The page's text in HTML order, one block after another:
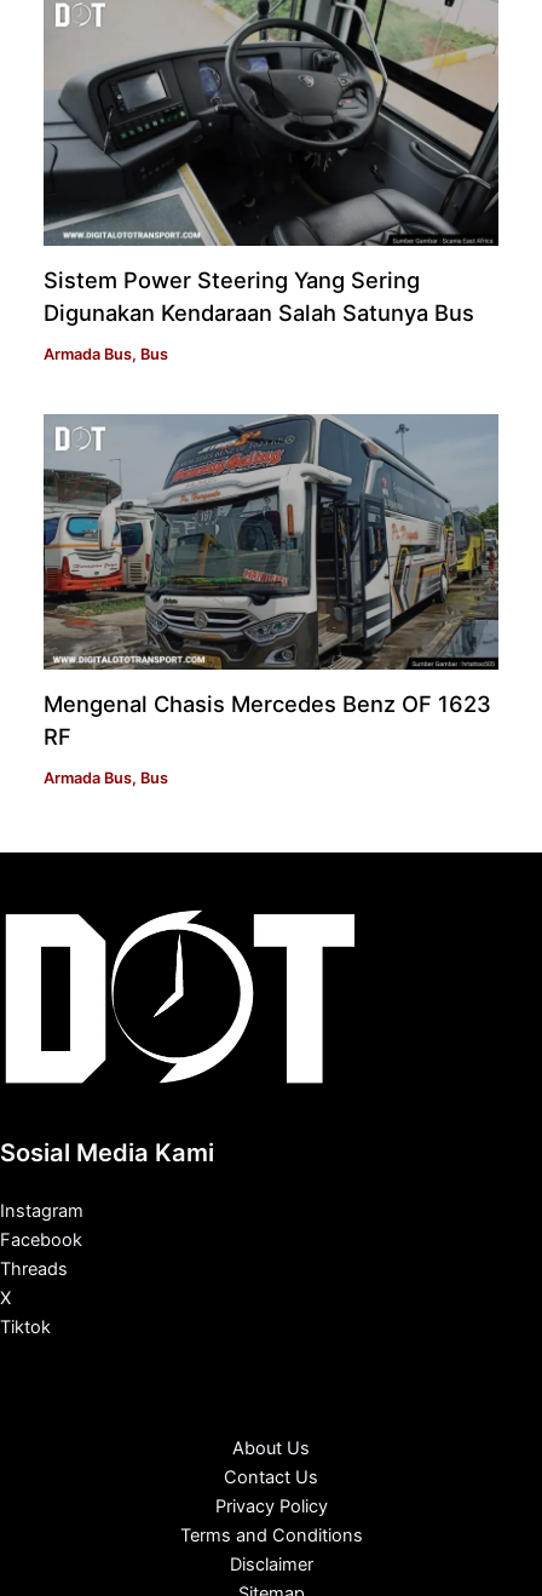
Sistem Power Steering Yang Sering
Digunakan Kendaraan Salah Satunya Bus
Armada Bus, Bus
Mengenal Chasis Mercedes Benz OF 1623
RF
Armada Bus, Bus
Sosial Media Kami
Instagram
Facebook
Threads
X
Tiktok
About Us
Contact Us
Privacy Policy
Terms and Conditions
Disclaimer